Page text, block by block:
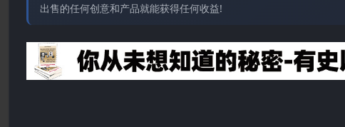
出售的任何创意和产品就能获得任何收益!